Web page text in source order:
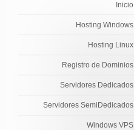
Inicio
Hosting Windows
Hosting Linux
Registro de Dominios
Servidores Dedicados
Servidores SemiDedicados
Windows VPS